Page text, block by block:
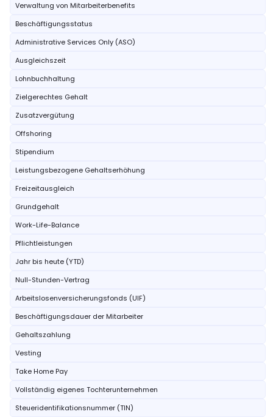
Verwaltung von Mitarbeiterbenefits
Beschäftigungsstatus
Administrative Services Only (ASO)
Ausgleichszeit
Lohnbuchhaltung
Zielgerechtes Gehalt
Zusatzvergütung
Offshoring
Stipendium
Leistungsbezogene Gehaltserhöhung
Freizeitausgleich
Grundgehalt
Work-Life-Balance
Pflichtleistungen
Jahr bis heute (YTD)
Null-Stunden-Vertrag
Arbeitslosenversicherungsfonds (UIF)
Beschäftigungsdauer der Mitarbeiter
Gehaltszahlung
Vesting
Take Home Pay
Vollständig eigenes Tochterunternehmen
Steueridentifikationsnummer (TIN)